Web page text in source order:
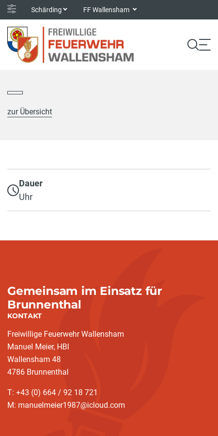
Schärding FF Wallensham
zur Übersicht
Dauer
Uhr
Gemeinsam im Einsatz für
Brunnenthal
KONTAKT
Freiwillige Feuerwehr Wallensham
Manuel Meier, HBI
Wallensham 48
4786 Brunnenthal
T: +43 (0) 664 / 92 18 721
M: manuelmeier1987@icloud.com